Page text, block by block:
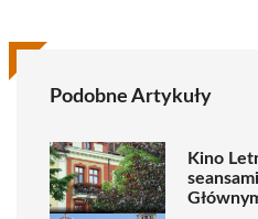
Podobne Artykuły
Kino